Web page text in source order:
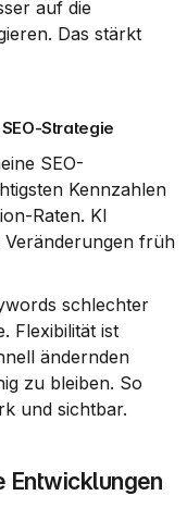
auf die
Das stärkt
Strategie
SEO-
Kennzahlen
Raten. KI
früh
schlechter
Flexibilität ist
ändernden
zu bleiben. So
und sichtbar.
Entwicklungen